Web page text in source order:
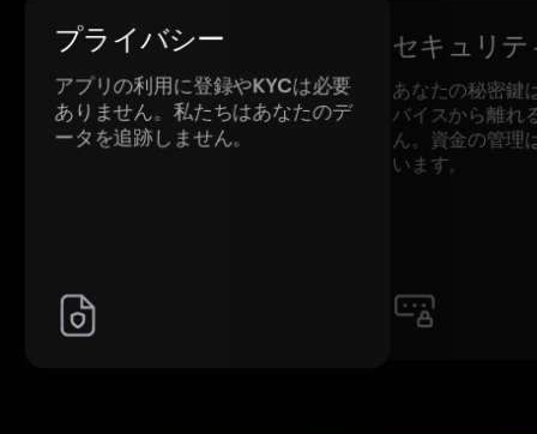
プライバシー
アプリの利用に登録やKYCは必要
ありません。私たちはあなたのデ
ータを追跡しません。
セキュリテ
あなたの秘密鍵
バイスから離れ
ん。資金の管理
います。